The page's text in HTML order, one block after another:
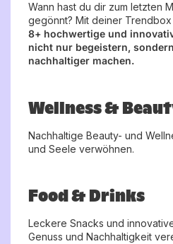
Wann hast du dir zum letzten
gegönnt? Mit deiner
8+ hochwertige und
nicht nur begeistern,
nachhaltiger machen.
Wellness &
Nachhaltige Beauty- und
und Seele verwöhnen.
Food & Drinks
Leckere Snacks und
Genuss und Nachhaltigkeit